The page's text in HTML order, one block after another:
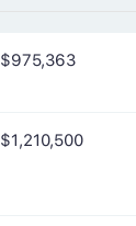
$975,363
$1,210,500